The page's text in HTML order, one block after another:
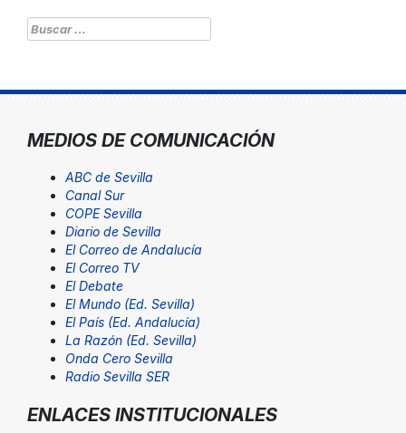
Buscar:
MEDIOS DE COMUNICACIÓN
ABC de Sevilla
Canal Sur
COPE Sevilla
Diario de Sevilla
El Correo de Andalucía
El Correo TV
El Debate
El Mundo (Ed. Sevilla)
El País (Ed. Andalucía)
La Razón (Ed. Sevilla)
Onda Cero Sevilla
Radio Sevilla SER
ENLACES INSTITUCIONALES